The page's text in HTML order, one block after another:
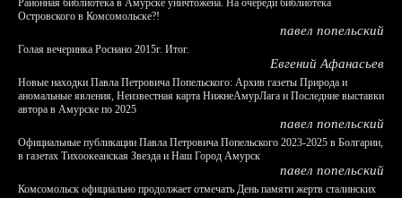
Районная библиотека в Амурске уничтожена. На очереди библиотека
Островского в Комсомольске?!
павел попельский
Голая вечеринка Роснано 2015г. Итог.
Евгений Афанасьев
Новые находки Павла Петровича Попельского: Архив газеты Природа и
аномальные явления, Неизвестная карта НижнеАмурЛага и Последние выставки
автора в Амурске по 2025
павел попельский
Официальные публикации Павла Петровича Попельского 2023-2025 в Болгарии,
в газетах Тихоокеанская Звезда и Наш Город Амурск
павел попельский
Комсомольск официально продолжает отмечать День памяти жертв сталинских